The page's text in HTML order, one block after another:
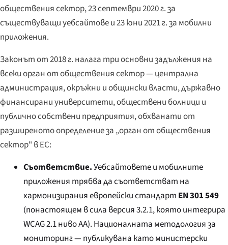
обществения сектор, 23 септември 2020 г. за
съществуващи уебсайтове и 23 юни 2021 г. за мобилни
приложения.
Законът от 2018 г. налага три основни задължения на
всеки орган от обществения сектор — централна
администрация, окръжни и общински власти, държавно
финансирани университети, обществени болници и
публично собствени предприятия, обхванати от
разширеното определение за „орган от обществения
сектор" в ЕС:
Съответствие.Уебсайтовете и мобилните
приложения трябва да съответстват на
хармонизирания европейски стандарт EN 301 549
(понастоящем в сила версия 3.2.1, която интегрира
WCAG 2.1 ниво AA). Националната методология за
мониторинг — публикувана като министерски